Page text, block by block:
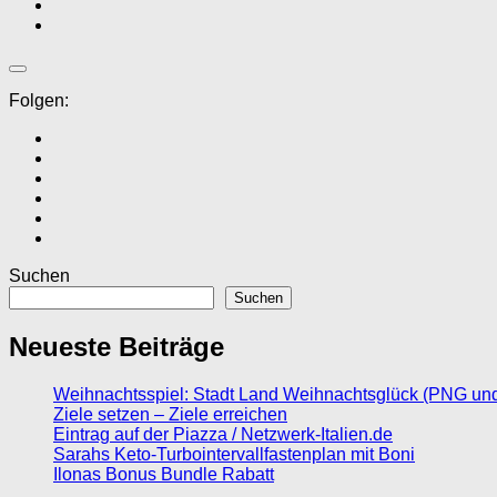
Folgen:
Suchen
Suchen
Neueste Beiträge
Weihnachtsspiel: Stadt Land Weihnachtsglück (PNG
Ziele setzen – Ziele erreichen
Eintrag auf der Piazza / Netzwerk-Italien.de
Sarahs Keto-Turbointervallfastenplan mit Boni
Ilonas Bonus Bundle Rabatt